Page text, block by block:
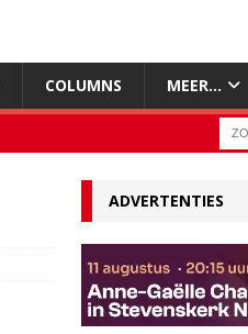
COLUMNS MEER…
ADVERTENTIES